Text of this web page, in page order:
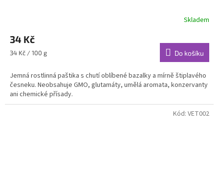
Skladem
34 Kč
Měrná
34 Kč / 100 g Do košíku
Jemná rostlinná paštika s chutí oblíbené bazalky a mírně štiplavého
česneku. Neobsahuje GMO, glutamáty, umělá aromata, konzervanty
ani chemické přísady.
Kód: VET002